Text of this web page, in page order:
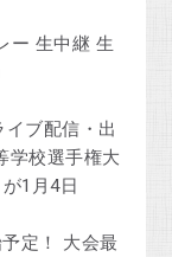
ー 生中継 生
ブ配信・出
学校選手権大
1月4日
定！ 大会最